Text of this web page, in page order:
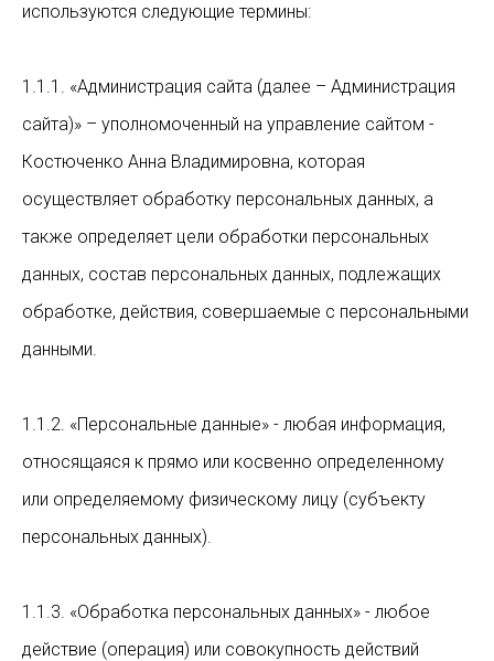
используются следующие термины:
1.1.1. «Администрация сайта (далее – Администрация
сайта)» – уполномоченный на управление сайтом -
Костюченко Анна Владимировна, которая
осуществляет обработку персональных данных, а
также определяет цели обработки персональных
данных, состав персональных данных, подлежащих
обработке, действия, совершаемые с персональными
данными.
1.1.2. «Персональные данные» - любая информация,
относящаяся к прямо или косвенно определенному
или определяемому физическому лицу (субъекту
персональных данных).
1.1.3. «Обработка персональных данных» - любое
действие (операция) или совокупность действий